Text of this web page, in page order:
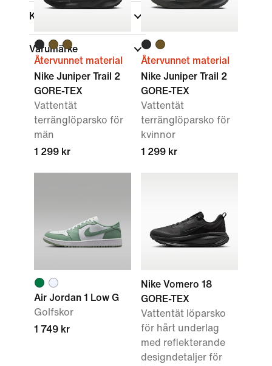
Kollektioner
Varumärke
Återvunnet material
Nike Juniper Trail 2
GORE-TEX
Vattentät
terränglöparsko för
män
1 299 kr
Återvunnet material
Nike Juniper Trail 2
GORE-TEX
Vattentät
terränglöparsko för
kvinnor
1 299 kr
Air Jordan 1 Low G
Golfskor
1 749 kr
Nike Vomero 18
GORE-TEX
Vattentät löparsko
för hårt underlag
med reflekterande
designdetaljer för